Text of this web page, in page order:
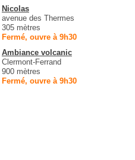
Nicolas
avenue des Thermes
305 mètres
Fermé, ouvre à 9h30
Ambiance volcanic
Clermont-Ferrand
900 mètres
Fermé, ouvre à 9h30